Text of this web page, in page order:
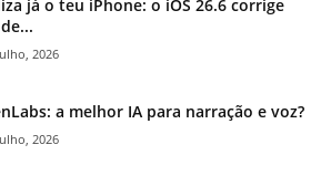
já o teu iPhone: o iOS 26.6 corrige
2026
a melhor IA para narração e voz?
2026